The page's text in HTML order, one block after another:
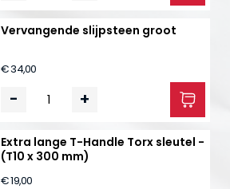
Vervangende slijpsteen groot
€ 34,00
- +
Extra lange T-Handle Torx sleutel -
(T10 x 300 mm)
€ 19,00